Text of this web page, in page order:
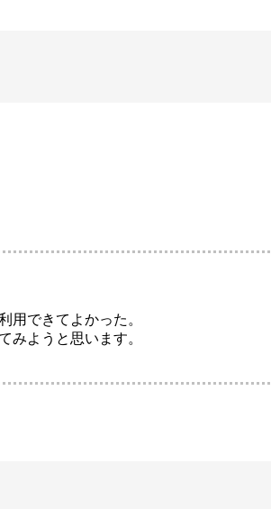
用できてよかった。
みようと思います。